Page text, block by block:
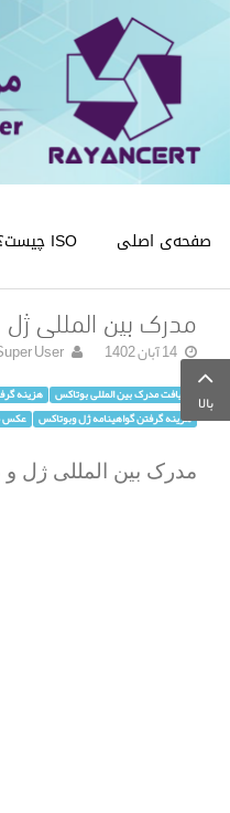
صفحه‌ی اصلی ISO چیست؟
مدرک بین المللی
14 آبان 1402 User
دریافت مدرک بین المللی بوتاکس هزینه
عکس هزینه گرفتن گواهینامه ژل وبوتاکس
مدرک بین المللی ژل
بالا